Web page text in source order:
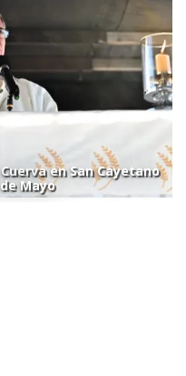
en San Cayetano
Mayo